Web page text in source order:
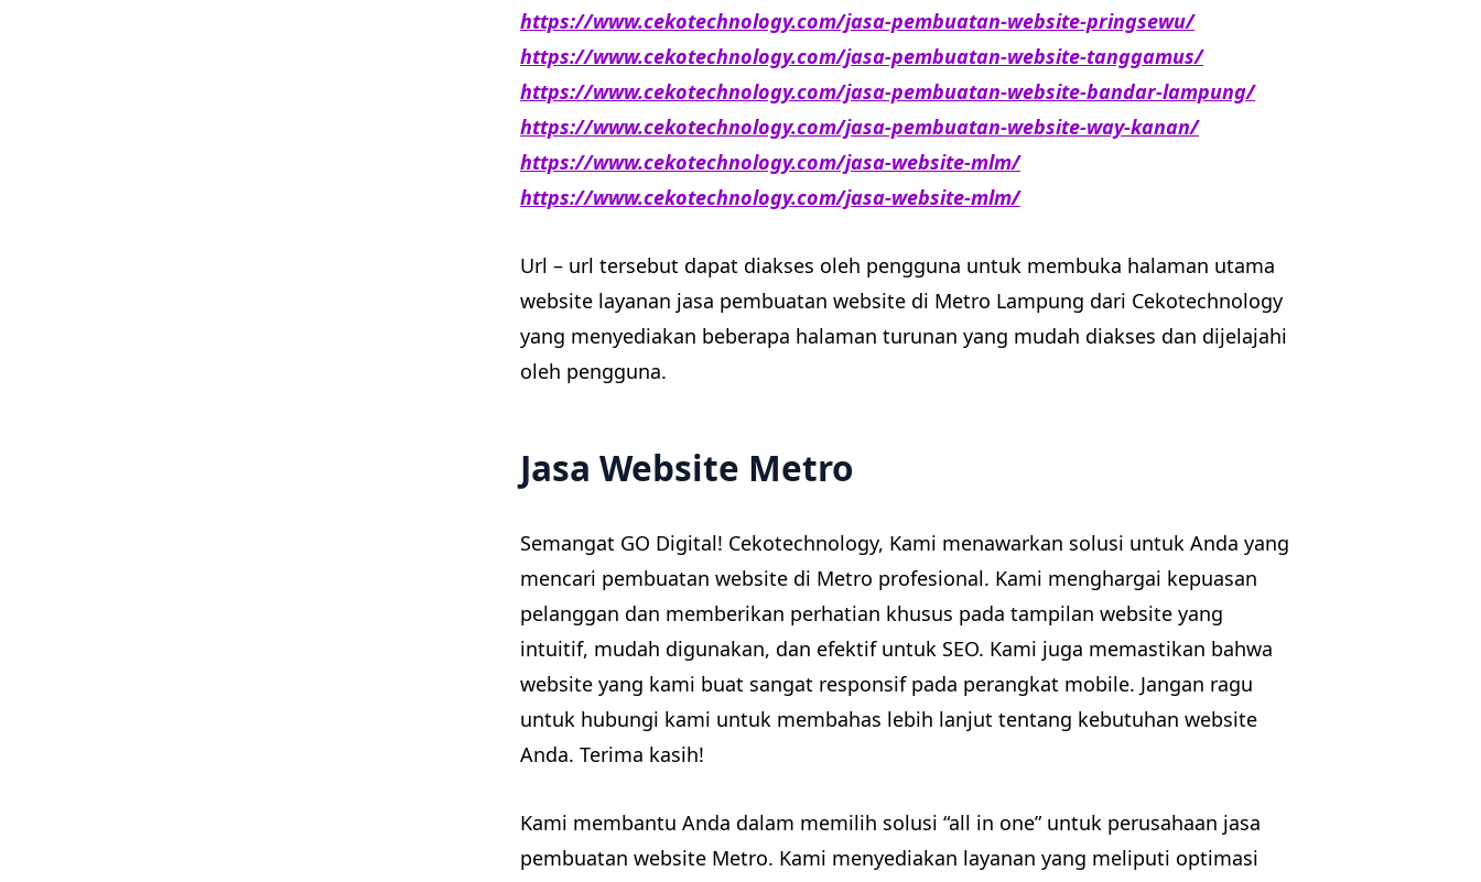
https://www.cekotechnology.com/jasa-pembuatan-website-pringsewu/
https://www.cekotechnology.com/jasa-pembuatan-website-tanggamus/
https://www.cekotechnology.com/jasa-pembuatan-website-bandar-lampung/
https://www.cekotechnology.com/jasa-pembuatan-website-way-kanan/
https://www.cekotechnology.com/jasa-website-mlm/
https://www.cekotechnology.com/jasa-website-mlm/
Url – url tersebut dapat diakses oleh pengguna untuk membuka halaman utama
website layanan jasa pembuatan website di Metro Lampung dari Cekotechnology
yang menyediakan beberapa halaman turunan yang mudah diakses dan dijelajahi
oleh pengguna.
Jasa Website Metro
Semangat GO Digital! Cekotechnology, Kami menawarkan solusi untuk Anda yang
mencari pembuatan website di Metro profesional. Kami menghargai kepuasan
pelanggan dan memberikan perhatian khusus pada tampilan website yang
intuitif, mudah digunakan, dan efektif untuk SEO. Kami juga memastikan bahwa
website yang kami buat sangat responsif pada perangkat mobile. Jangan ragu
untuk hubungi kami untuk membahas lebih lanjut tentang kebutuhan website
Anda. Terima kasih!
Kami membantu Anda dalam memilih solusi “all in one” untuk perusahaan jasa
pembuatan website Metro. Kami menyediakan layanan yang meliputi optimasi